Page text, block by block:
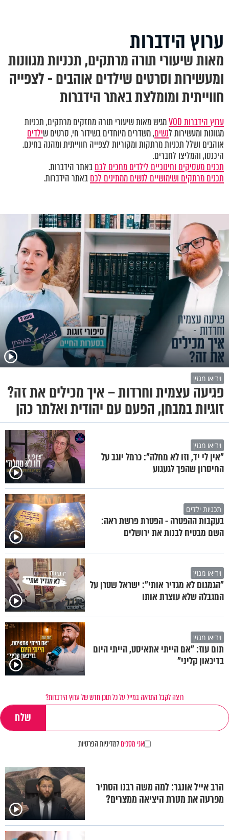
ערוץ הידברות
מאות שיעורי תורה מרתקים, תכניות מגוונות
ומעשירות וסרטים שילדים אוהבים - לצפייה
חווייתית ומומלצת באתר הידברות
ערוץ הידברות VOD
מגיש מאות שיעורי תורה מחזקים מרתקים, תכניות
מגוונות ומעשירות לנשים, משדרים מיוחדים בשידור חי, סרטים שילדים
אוהבים ושלל תכניות מרתקות ומקוריות לצפייה חווייתית ומהנה בחינם.
היכנסו, והמליצו לחברים.
תכנים מעסיקים וחינוכיים לילדים מחכים לכםבאתר הידברות.
תכנים מרתקים ושימושיים לנשים ממתינים לכםבאתר הידברות.
וידיאו מגזין
פגיעה עצמית וחרדות – איך מכילים את זה?
זוגיות במבחן, הפעם עם יהודית ואלתר כהן
וידיאו מגזין
"אין לי יד, וזו לא מחלה": כרמל יוגב על
החיסרון שהפך לגעגוע
תכניות ילדים
בעקבות ההפטרה - הפטרת פרשת ראה:
השם מבטיח לבנות את ירושלים
וידיאו מגזין
"הגמגום לא מגדיר אותי": ישראל שטרן על
המגבלה שלא עוצרת אותו
וידיאו מגזין
תום עוז: "אם הייתי אתאיסט, הייתי היום
בדיכאון קליני"
רוצה לקבל התראה במייל על כל תוכן חדש של ערוץ הידברות?
אני מסכיםלמדיניות הפרטיות
הרב אייל אונגר: למה משה רבנו הסתיר
מפרעה את מטרת היציאה ממצרים?